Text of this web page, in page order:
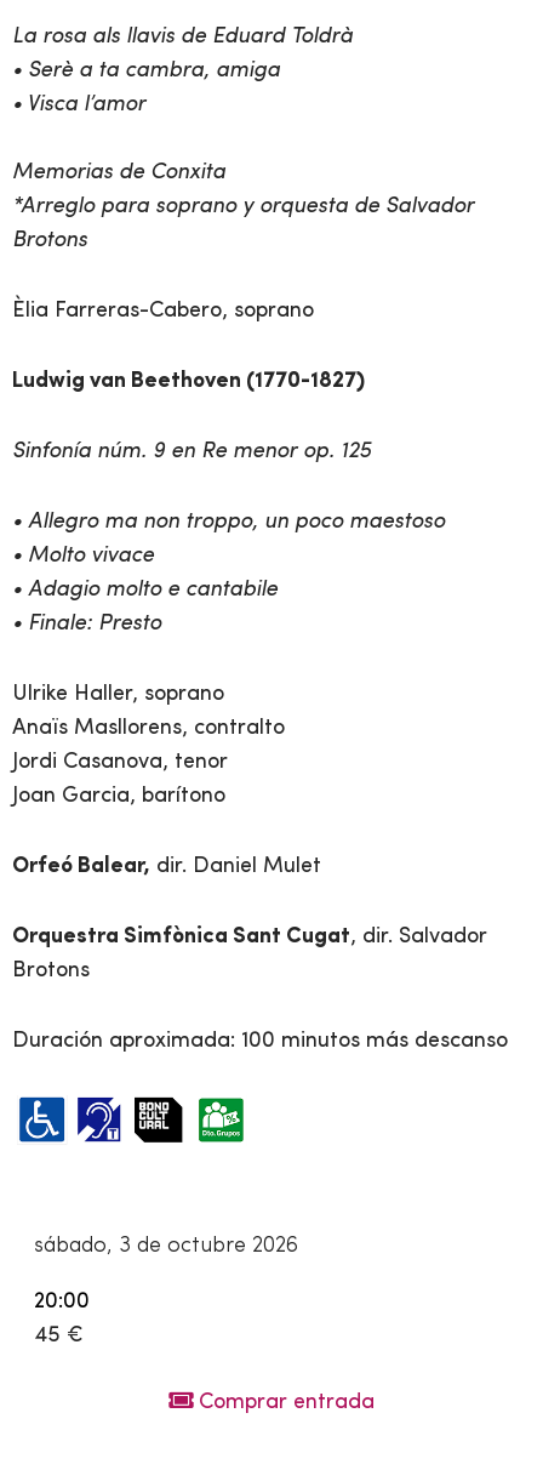
La rosa als llavis de Eduard Toldrà
• Serè a ta cambra, amiga
• Visca l’amor
Memorias de Conxita
*Arreglo para soprano y orquesta de Salvador
Brotons
Èlia Farreras-Cabero, soprano
Ludwig van Beethoven (1770-1827)
Sinfonía núm. 9 en Re menor op. 125
• Allegro ma non troppo, un poco maestoso
• Molto vivace
• Adagio molto e cantabile
• Finale: Presto
Ulrike Haller, soprano
Anaïs Masllorens, contralto
Jordi Casanova, tenor
Joan Garcia, barítono
Orfeó Balear, dir. Daniel Mulet
Orquestra Simfònica Sant Cugat, dir. Salvador
Brotons
Duración aproximada: 100 minutos más descanso
sábado, 3 de octubre 2026
20:00
45 €
Comprar entrada